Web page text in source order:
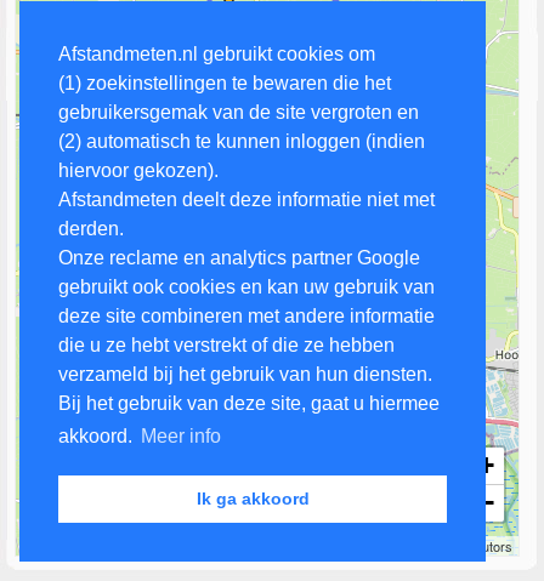
Afstandmeten.nl gebruikt cookies om
(1) zoekinstellingen te bewaren die het
gebruikersgemak van de site vergroten en
(2) automatisch te kunnen inloggen (indien
hiervoor gekozen).
Afstandmeten deelt deze informatie niet met
derden.
Onze reclame en analytics partner Google
gebruikt ook cookies en kan uw gebruik van
deze site combineren met andere informatie
die u ze hebt verstrekt of die ze hebben
verzameld bij het gebruik van hun diensten.
Bij het gebruik van deze site, gaat u hiermee
akkoord. Meer info
Ik ga akkoord
+
−
contributors